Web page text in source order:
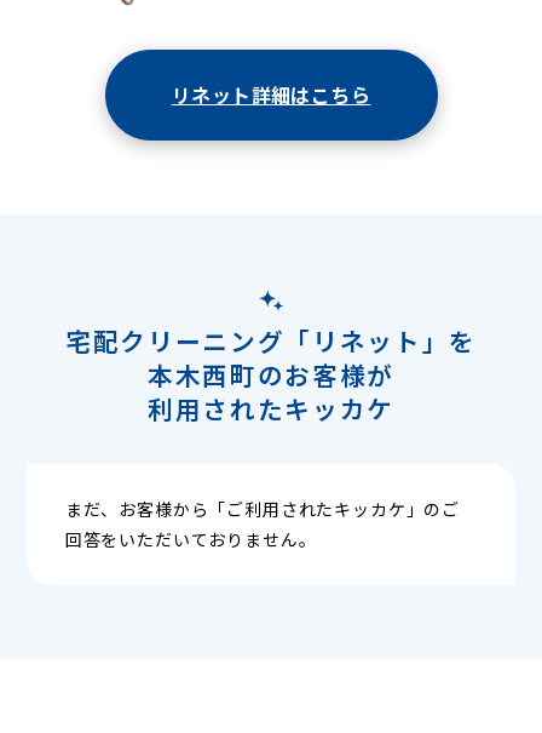
リネット詳細はこちら
宅配クリーニング「リネット」を
本木西町のお客様が
利用されたキッカケ
まだ、お客様から「ご利用されたキッカケ」のご
回答をいただいておりません。